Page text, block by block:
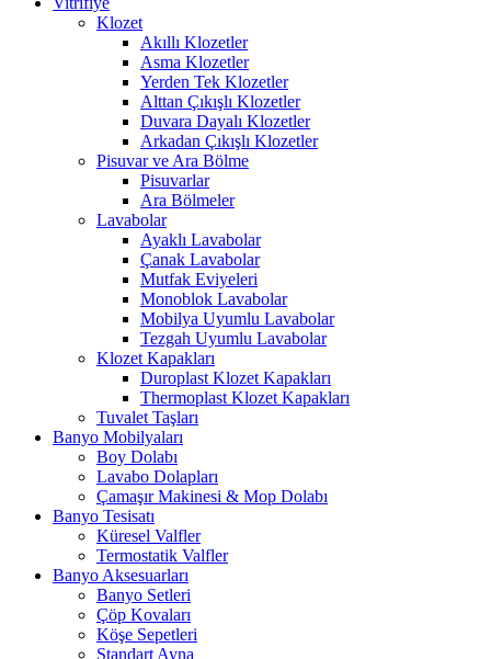
Klozet
Akıllı Klozetler
Asma Klozetler
Yerden Tek Klozetler
Alttan Çıkışlı Klozetler
Duvara Dayalı Klozetler
Arkadan Çıkışlı Klozetler
Pisuvar ve Ara Bölme
Pisuvarlar
Ara Bölmeler
Lavabolar
Ayaklı Lavabolar
Çanak Lavabolar
Mutfak Eviyeleri
Monoblok Lavabolar
Mobilya Uyumlu Lavabolar
Tezgah Uyumlu Lavabolar
Klozet Kapakları
Duroplast Klozet Kapakları
Thermoplast Klozet Kapakları
Tuvalet Taşları
Banyo Mobilyaları
Boy Dolabı
Lavabo Dolapları
Çamaşır Makinesi & Mop Dolabı
Banyo Tesisatı
Küresel Valfler
Termostatik Valfler
Banyo Aksesuarları
Banyo Setleri
Çöp Kovaları
Köşe Sepetleri
Standart Ayna